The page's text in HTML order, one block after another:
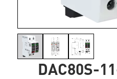
DAC80S-